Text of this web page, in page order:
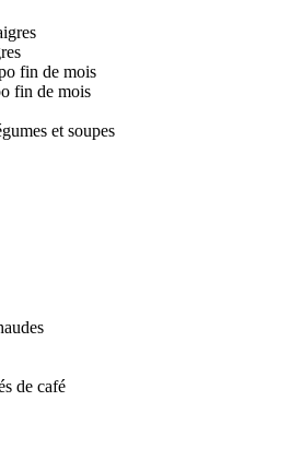
fin de mois
fin de mois
et soupes
de café